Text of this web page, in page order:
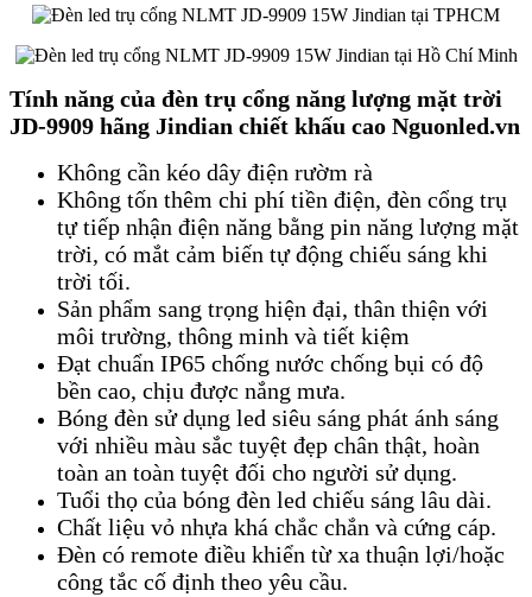
Tính năng của đèn trụ cổng năng lượng mặt trời
JD-9909 hãng Jindian chiết khấu cao Nguonled.vn
Không cần kéo dây điện rườm rà
Không tốn thêm chi phí tiền điện, đèn cổng trụ
tự tiếp nhận điện năng bằng pin năng lượng mặt
trời, có mắt cảm biến tự động chiếu sáng khi
trời tối.
Sản phẩm sang trọng hiện đại, thân thiện với
môi trường, thông minh và tiết kiệm
Đạt chuẩn IP65 chống nước chống bụi có độ
bền cao, chịu được nắng mưa.
Bóng đèn sử dụng led siêu sáng phát ánh sáng
với nhiều màu sắc tuyệt đẹp chân thật, hoàn
toàn an toàn tuyệt đối cho người sử dụng.
Tuổi thọ của bóng đèn led chiếu sáng lâu dài.
Chất liệu vỏ nhựa khá chắc chắn và cứng cáp.
Đèn có remote điều khiển từ xa thuận lợi/hoặc
công tắc cố định theo yêu cầu.